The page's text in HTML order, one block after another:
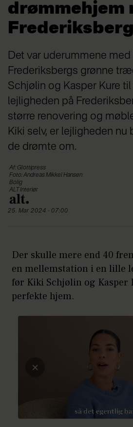
drømmehjem
Frederiksberg
Det var uderummene
Frederiksbergs grønne
Schjølin og Kasper Kure
lejligheden på
større renovering og
Kiki selv, er lejligheden nu
de drømte om.
Af: Glottipress
Foto: Andreas Mikkel Hansen
Bolig
ALT Interiør
25. Mar 2024 - 07:00
Der skulle mere end 40
en mellemstation i en lille
før Kiki Schjølin og Kasper
perfekte hjem.